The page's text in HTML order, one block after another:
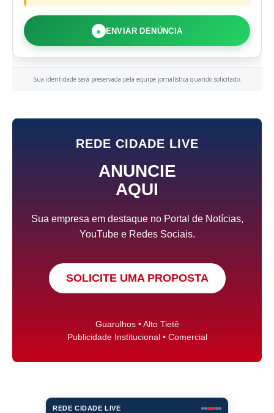
● ENVIAR DENÚNCIA
Sua identidade será preservada pela equipe jornalística quando solicitado.
REDE CIDADE LIVE
ANUNCIE
AQUI
Sua empresa em destaque no Portal de Notícias,
YouTube e Redes Sociais.
SOLICITE UMA PROPOSTA
Guarulhos • Alto Tietê
Publicidade Institucional • Comercial
REDE CIDADE LIVE